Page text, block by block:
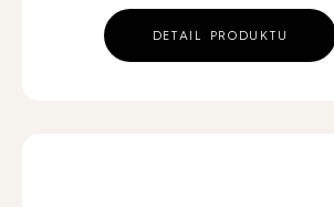
DETAIL PRODUKTU